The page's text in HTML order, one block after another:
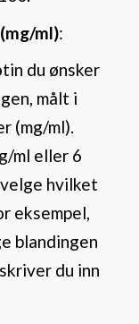
ml):
du ønsker
målt i
(mg/ml).
ml eller 6
velge hvilket
eksempel,
blandingen
du inn